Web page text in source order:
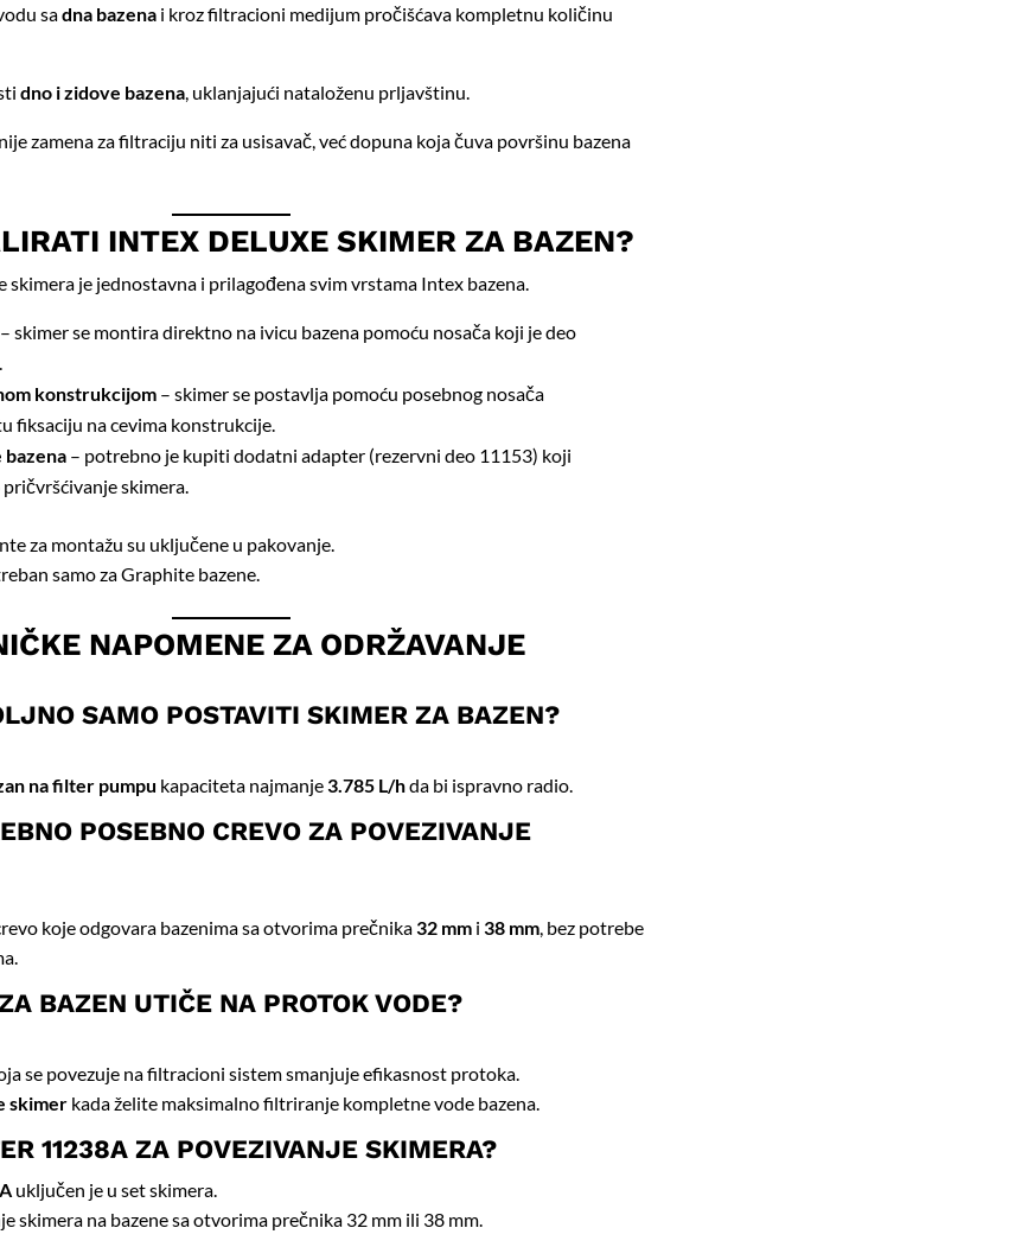
sadna bazenai kroz filtracioni medijum pročišćava kompletnu količinu
dno i zidove bazena, uklanjajući nataloženu prljavštinu.
zamena za filtraciju niti za usisavač, već dopuna koja čuva površinu bazena
INTEX DELUXE SKIMER ZA BAZEN?
skimera je jednostavna i prilagođena svim vrstama Intex bazena.
– skimer se montira direktno na ivicu bazena pomoću nosača koji je deo
konstrukcijom– skimer se postavlja pomoću posebnog nosača
fiksaciju na cevima konstrukcije.
bazena– potrebno je kupiti dodatni adapter (rezervni deo 11153) koji
skimera.
za montažu su uključene u pakovanje.
samo za Graphite bazene.
NAPOMENE ZA ODRŽAVANJE
SAMO POSTAVITI SKIMER ZA BAZEN?
na filter pumpu kapaciteta najmanje3.785 L/hda bi ispravno radio.
POSEBNO CREVO ZA POVEZIVANJE
koje odgovara bazenima sa otvorima prečnika32 mmi 38 mm, bez potrebe
BAZEN UTIČE NA PROTOK VODE?
se povezuje na filtracioni sistem smanjuje efikasnost protoka.
skimerkada želite maksimalno filtriranje kompletne vode bazena.
11238A ZA POVEZIVANJE SKIMERA?
uključen je u set skimera.
skimera na bazene sa otvorima prečnika 32 mm ili 38 mm.